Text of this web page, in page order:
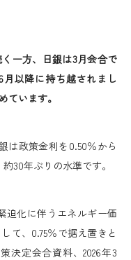
一方、日銀は3月会合で
以降に持ち越されまし
ています。
は政策金利を0.50％から
30年ぶりの水準です。
迫化に伴うエネルギー価
て、0.75％で据え置きと
決定会合資料、2026年3